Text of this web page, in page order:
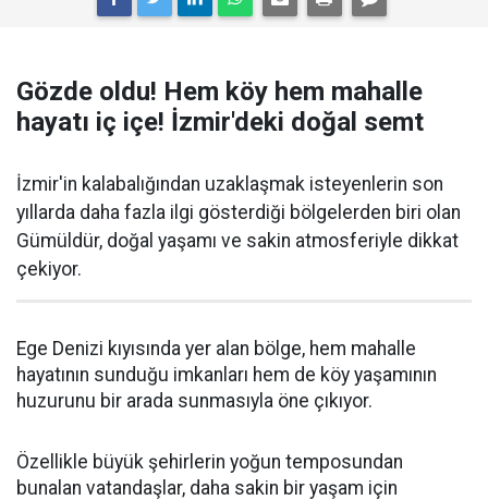
Gözde oldu! Hem köy hem mahalle
hayatı iç içe! İzmir'deki doğal semt
İzmir'in kalabalığından uzaklaşmak isteyenlerin son
yıllarda daha fazla ilgi gösterdiği bölgelerden biri olan
Gümüldür, doğal yaşamı ve sakin atmosferiyle dikkat
çekiyor.
Ege Denizi kıyısında yer alan bölge, hem mahalle
hayatının sunduğu imkanları hem de köy yaşamının
huzurunu bir arada sunmasıyla öne çıkıyor.
Özellikle büyük şehirlerin yoğun temposundan
bunalan vatandaşlar, daha sakin bir yaşam için